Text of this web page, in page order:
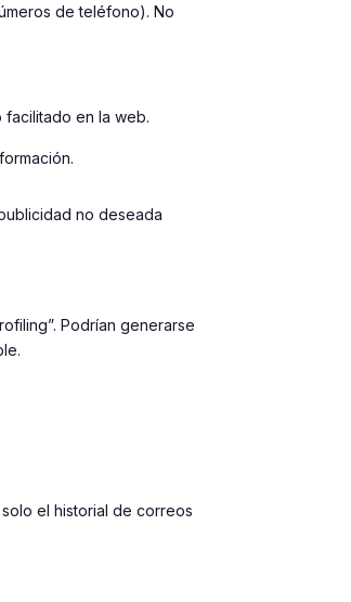
de teléfono). No
en la web.
no deseada
Podrían generarse
el historial de correos